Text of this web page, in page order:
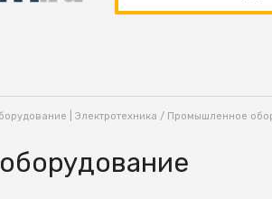
| Электротехника / Промышленное